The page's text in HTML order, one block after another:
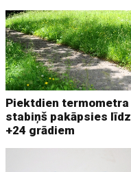
Piektdien termometra
stabiņš pakāpsies līdz
+24 grādiem